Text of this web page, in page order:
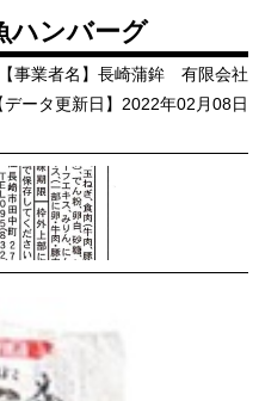
ハンバーグ
【事業者名】長崎蒲鉾 有限会社
データ更新日】2022年02月08日